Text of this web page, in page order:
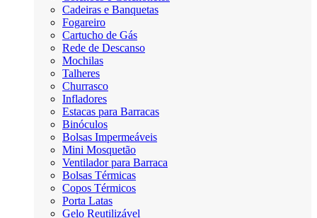
Cadeiras e Banquetas
Fogareiro
Cartucho de Gás
Rede de Descanso
Mochilas
Talheres
Churrasco
Infladores
Estacas para Barracas
Binóculos
Bolsas Impermeáveis
Mini Mosquetão
Ventilador para Barraca
Bolsas Térmicas
Copos Térmicos
Porta Latas
Gelo Reutilizável